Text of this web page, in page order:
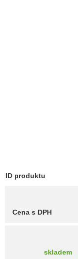
ID produktu
Cena s DPH
skladem